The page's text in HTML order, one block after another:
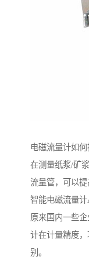
电磁流量计如
在测量纸浆/矿
流量管，可以
智能电磁流量
原来国内一些
计在计量精度
别。